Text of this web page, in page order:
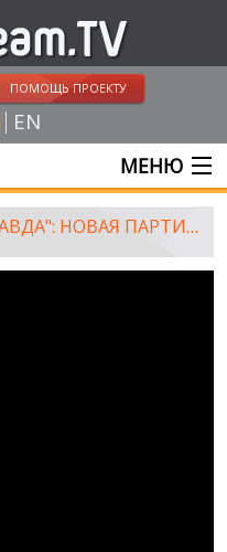
ПОМОЩЬ ПРОЕКТУ
EN
МЕНЮ
"ДОНЕЦКАЯ ПРАВДА": НОВАЯ ПАРТИЯ РЕГИОНОВ